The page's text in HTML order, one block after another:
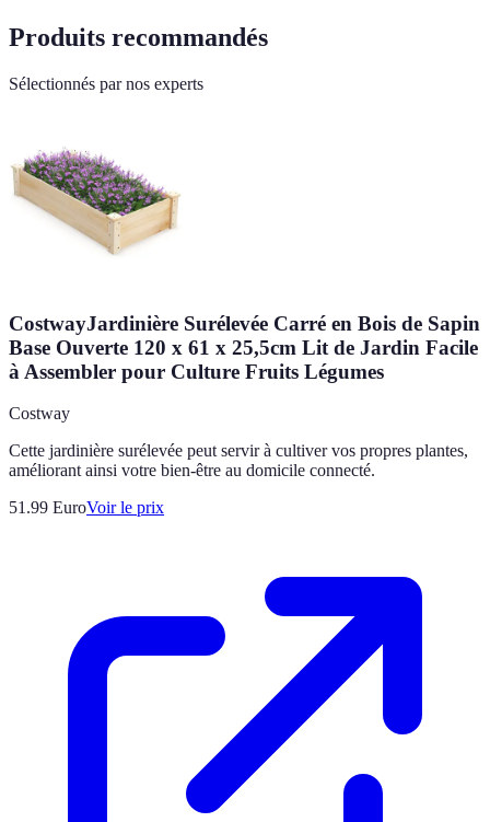
Produits recommandés
Sélectionnés par nos experts
CostwayJardinière Surélevée Carré en Bois de Sapin
Base Ouverte 120 x 61 x 25,5cm Lit de Jardin Facile
à Assembler pour Culture Fruits Légumes
Costway
Cette jardinière surélevée peut servir à cultiver vos propres plantes,
améliorant ainsi votre bien-être au domicile connecté.
51.99 EuroVoir le prix